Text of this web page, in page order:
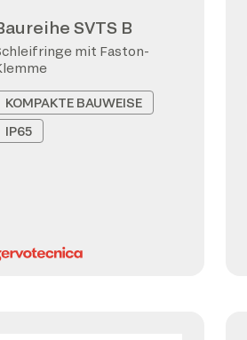
SVTS B
mit Faston-
KOMPAKTE BAUWEISE
IP65